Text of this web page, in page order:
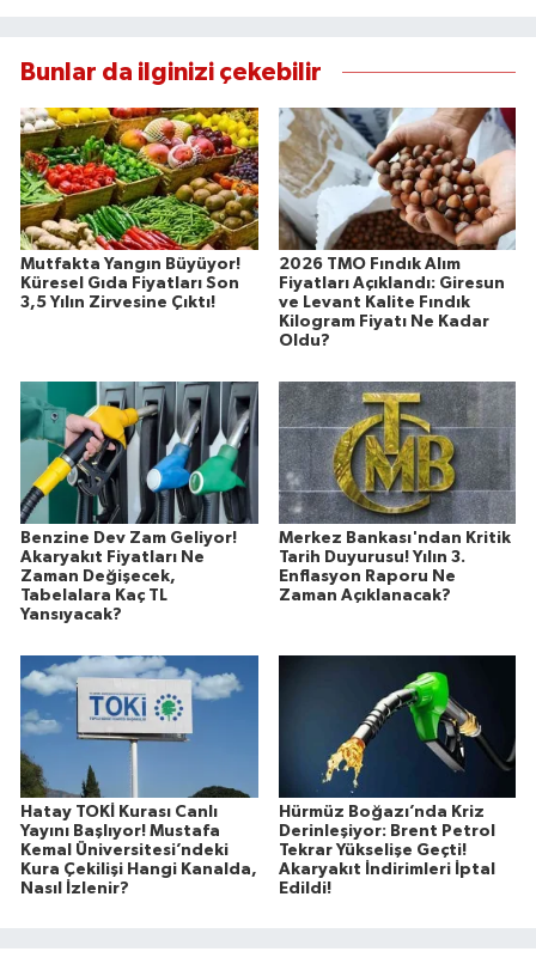
Bunlar da ilginizi çekebilir
Mutfakta Yangın Büyüyor!
Küresel Gıda Fiyatları Son
3,5 Yılın Zirvesine Çıktı!
2026 TMO Fındık Alım
Fiyatları Açıklandı: Giresun
ve Levant Kalite Fındık
Kilogram Fiyatı Ne Kadar
Oldu?
Benzine Dev Zam Geliyor!
Akaryakıt Fiyatları Ne
Zaman Değişecek,
Tabelalara Kaç TL
Yansıyacak?
Merkez Bankası'ndan Kritik
Tarih Duyurusu! Yılın 3.
Enflasyon Raporu Ne
Zaman Açıklanacak?
Hatay TOKİ Kurası Canlı
Yayını Başlıyor! Mustafa
Kemal Üniversitesi’ndeki
Kura Çekilişi Hangi Kanalda,
Nasıl İzlenir?
Hürmüz Boğazı’nda Kriz
Derinleşiyor: Brent Petrol
Tekrar Yükselişe Geçti!
Akaryakıt İndirimleri İptal
Edildi!